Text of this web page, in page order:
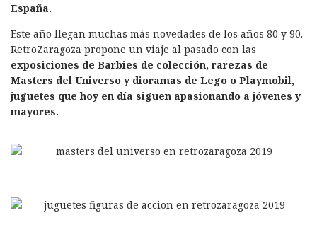
España.
Este año llegan muchas más novedades de los años 80 y 90.
RetroZaragoza propone un viaje al pasado con las
exposiciones de Barbies de colección, rarezas de
Masters del Universo y dioramas de Lego o Playmobil,
juguetes que hoy en día siguen apasionando a jóvenes y
mayores.